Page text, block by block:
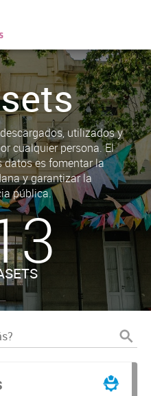
utilizados y
cualquier persona. El
datos es fomentar la
y garantizar la
pública.